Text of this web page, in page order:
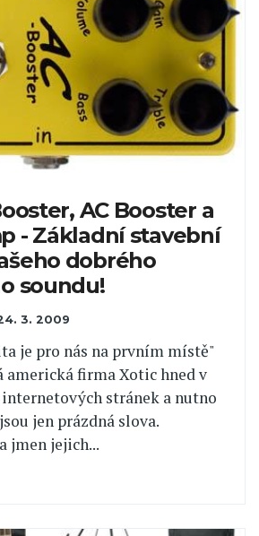
AC Booster a
- Základní stavební
dobrého
soundu!
3. 2009
je pro nás na prvním místě"
americká firma Xotic hned v
stránek a nutno
jen prázdná slova.
jmen jejich...